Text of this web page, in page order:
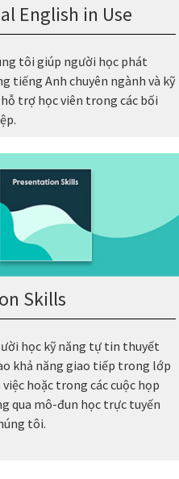
English in Use
tôi giúp người học phát
tiếng Anh chuyên ngành và kỹ
trợ học viên trong các bối
Skills
học kỹ năng tự tin thuyết
khả năng giao tiếp trong lớp
hoặc trong các cuộc họp
qua mô-đun học trực tuyến
tôi.